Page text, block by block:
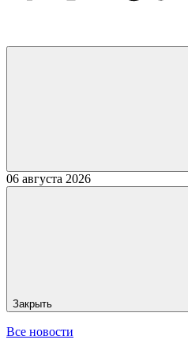
06 августа 2026
Закрыть
Все новости